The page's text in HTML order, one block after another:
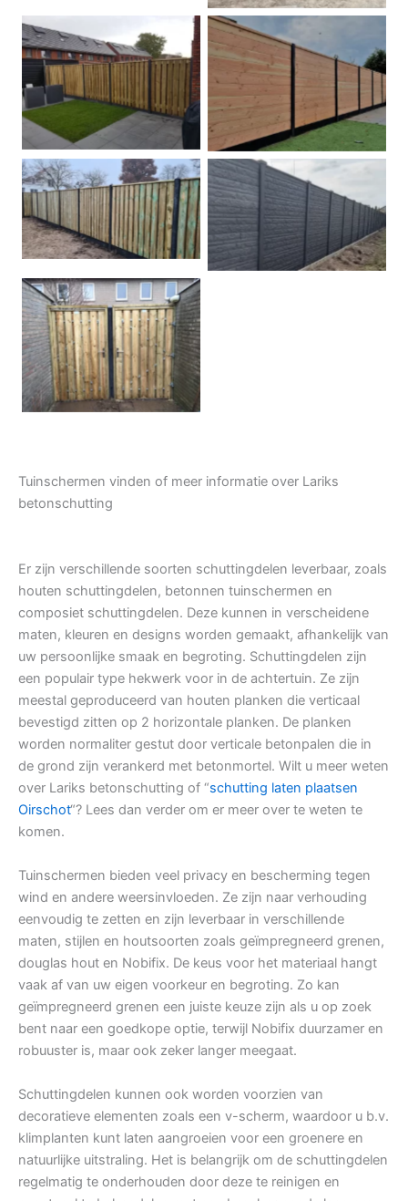
Betonpalen schutting Douglas
Hout beton schuttingen Rots motief antraciet
Tuindeur grenen
Tuinschermen vinden of meer informatie over Lariks
betonschutting
Er zijn verschillende soorten schuttingdelen leverbaar, zoals
houten schuttingdelen, betonnen tuinschermen en
composiet schuttingdelen. Deze kunnen in verscheidene
maten, kleuren en designs worden gemaakt, afhankelijk van
uw persoonlijke smaak en begroting. Schuttingdelen zijn
een populair type hekwerk voor in de achtertuin. Ze zijn
meestal geproduceerd van houten planken die verticaal
bevestigd zitten op 2 horizontale planken. De planken
worden normaliter gestut door verticale betonpalen die in
de grond zijn verankerd met betonmortel. Wilt u meer weten
over Lariks betonschutting of “schutting laten plaatsen
Oirschot“? Lees dan verder om er meer over te weten te
komen.
Tuinschermen bieden veel privacy en bescherming tegen
wind en andere weersinvloeden. Ze zijn naar verhouding
eenvoudig te zetten en zijn leverbaar in verschillende
maten, stijlen en houtsoorten zoals geïmpregneerd grenen,
douglas hout en Nobifix. De keus voor het materiaal hangt
vaak af van uw eigen voorkeur en begroting. Zo kan
geïmpregneerd grenen een juiste keuze zijn als u op zoek
bent naar een goedkope optie, terwijl Nobifix duurzamer en
robuuster is, maar ook zeker langer meegaat.
Schuttingdelen kunnen ook worden voorzien van
decoratieve elementen zoals een v-scherm, waardoor u b.v.
klimplanten kunt laten aangroeien voor een groenere en
natuurlijke uitstraling. Het is belangrijk om de schuttingdelen
regelmatig te onderhouden door deze te reinigen en